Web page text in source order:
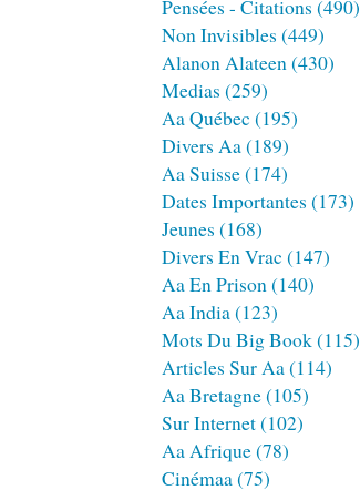
Pensées - Citations (490)
Non Invisibles (449)
Alanon Alateen(430)
Medias (259)
Aa Québec (195)
Divers Aa(189)
Aa Suisse(174)
Dates Importantes (173)
Jeunes (168)
Divers En Vrac (147)
Aa En Prison(140)
Aa India(123)
Mots Du Big Book(115)
Articles Sur Aa(114)
Aa Bretagne(105)
Sur Internet(102)
Aa Afrique(78)
Cinémaa(75)